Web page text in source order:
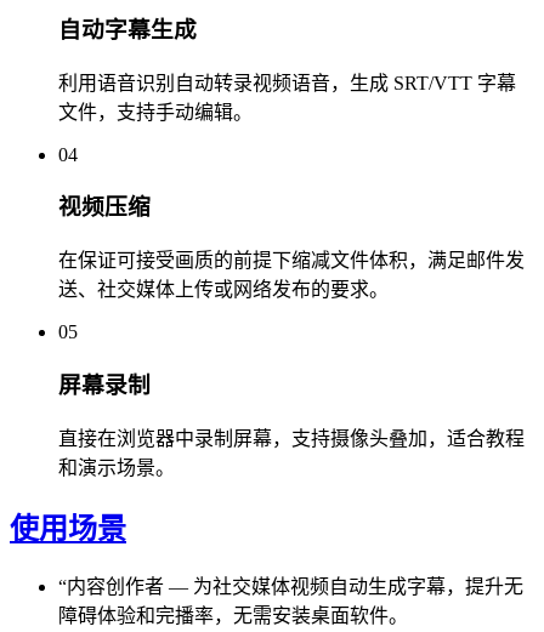
自动字幕生成
利用语音识别自动转录视频语音，生成 SRT/VTT 字幕
文件，支持手动编辑。
04
视频压缩
在保证可接受画质的前提下缩减文件体积，满足邮件发
送、社交媒体上传或网络发布的要求。
05
屏幕录制
直接在浏览器中录制屏幕，支持摄像头叠加，适合教程
和演示场景。
使用场景
“内容创作者 — 为社交媒体视频自动生成字幕，提升无
障碍体验和完播率，无需安装桌面软件。